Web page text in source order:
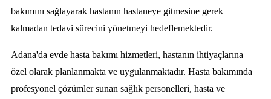
bakımını sağlayarak hastanın hastaneye gitmesine gerek
kalmadan tedavi sürecini yönetmeyi hedeflemektedir.
Adana'da evde hasta bakımı hizmetleri, hastanın ihtiyaçlarına
özel olarak planlanmakta ve uygulanmaktadır. Hasta bakımında
profesyonel çözümler sunan sağlık personelleri, hasta ve